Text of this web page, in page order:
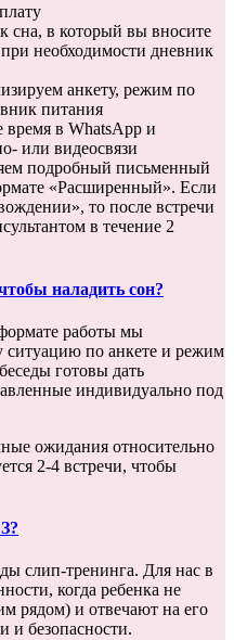
сна, в который вы вносите
необходимости дневник
анкету, режим по
питания
время в WhatsApp и
или видеосвязи
подробный письменный
«Расширенный». Если
то после встречи
в течение 2
наладить сон?
работы мы
ситуацию по анкете и режим
готовы дать
индивидуально под
ожидания относительно
2-4 встречи, чтобы
слип-тренинга. Для нас в
когда ребенка не
рядом) и отвечают на его
и безопасности.